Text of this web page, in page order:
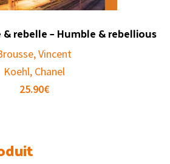
rebelle – Humble & rebellious
Vincent
Koehl, Chanel
25.90€